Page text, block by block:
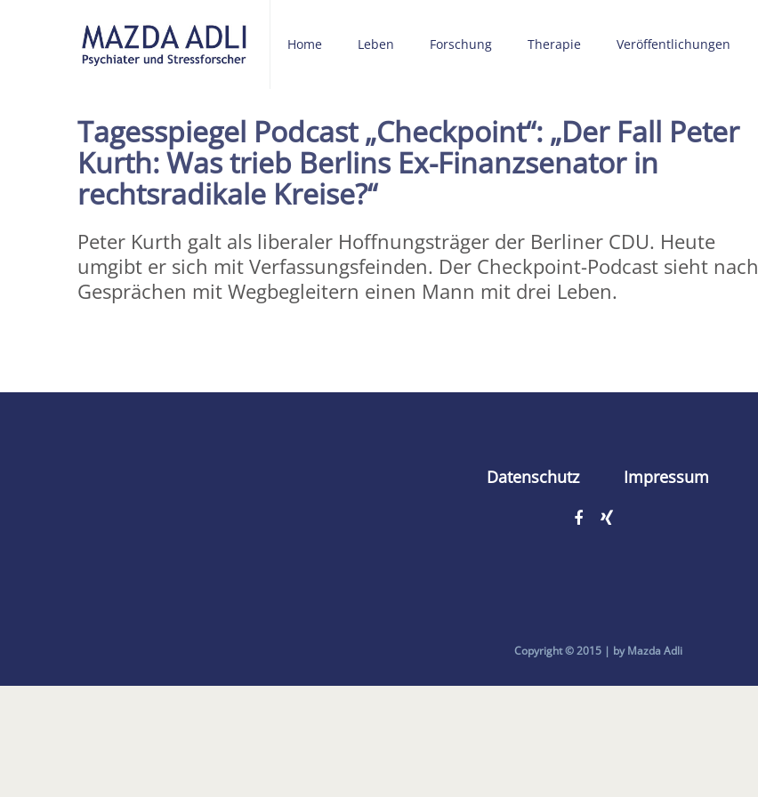
Home Leben Forschung Therapie Veröffentlichungen
Tagesspiegel Podcast „Checkpoint“: „Der Fall Peter
Kurth: Was trieb Berlins Ex-Finanzsenator in
rechtsradikale Kreise?“
Peter Kurth galt als liberaler Hoffnungsträger der Berliner CDU. Heute
umgibt er sich mit Verfassungsfeinden. Der Checkpoint-Podcast sieht nach
Gesprächen mit Wegbegleitern einen Mann mit drei Leben.
Datenschutz Impressum
Copyright © 2015 | by Mazda Adli